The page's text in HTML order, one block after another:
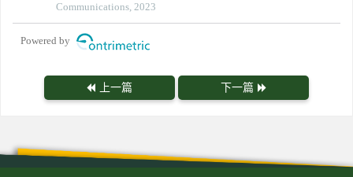
Communications, 2023
Powered by
上一篇 下一篇